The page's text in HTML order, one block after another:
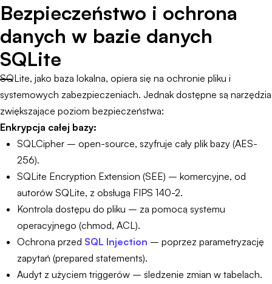
Bezpieczeństwo i ochrona
danych w bazie danych
SQLite
SQLite, jako baza lokalna, opiera się na ochronie pliku i
systemowych zabezpieczeniach. Jednak dostępne są narzędzia
zwiększające poziom bezpieczeństwa:
Enkrypcja całej bazy:
SQLCipher – open-source, szyfruje cały plik bazy (AES-
256).
SQLite Encryption Extension (SEE) – komercyjne, od
autorów SQLite, z obsługą FIPS 140-2.
Kontrola dostępu do pliku – za pomocą systemu
operacyjnego (chmod, ACL).
Ochrona przed SQL Injection – poprzez parametryzację
zapytań (prepared statements).
Audyt z użyciem triggerów – śledzenie zmian w tabelach.